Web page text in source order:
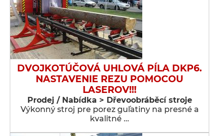
DVOJKOTÚČOVÁ UHLOVÁ PÍLA DKP6.
NASTAVENIE REZU POMOCOU
LASEROV!!!
Prodej / Nabídka > Dřevoobráběcí stroje
Výkonný stroj pre porez guľatiny na presné a
kvalitné …